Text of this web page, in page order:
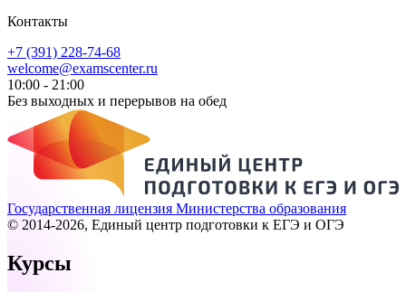
Контакты
+7 (391) 228-74-68
welcome@examscenter.ru
10:00 - 21:00
Без выходных и перерывов на обед
Государственная лицензия Министерства образования
© 2014-2026, Единый центр подготовки к ЕГЭ и ОГЭ
Курсы